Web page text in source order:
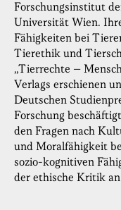
Forschungsinstitut
Universität Wien.
Fähigkeiten bei
Tierethik und
„Tierrechte –
Verlags erschienen
Deutschen
Forschung
den Fragen nach
und Moralfähigkeit
sozio-kognitiven
der ethische Kritik